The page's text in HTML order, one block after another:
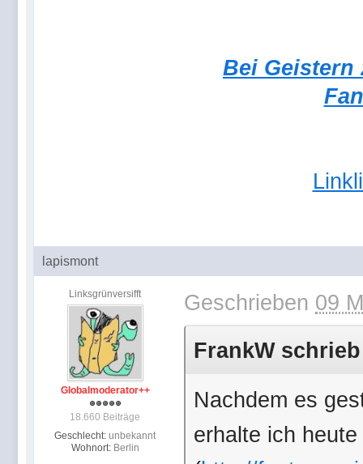
Bei Geistern
lapismont
Linksgrünversifft
Globalmoderator++
18.660 Beiträge
Geschlecht: unbekannt
Wohnort: Berlin
Geschrieben 09
FrankW
Nachdem es
erhalte ich